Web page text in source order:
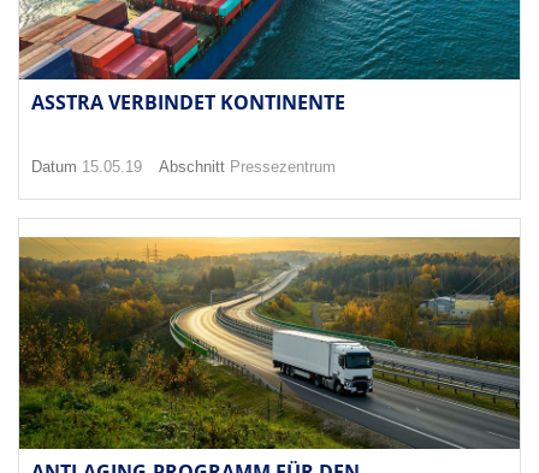
ASSTRA VERBINDET KONTINENTE
Datum 15.05.19 Abschnitt Pressezentrum